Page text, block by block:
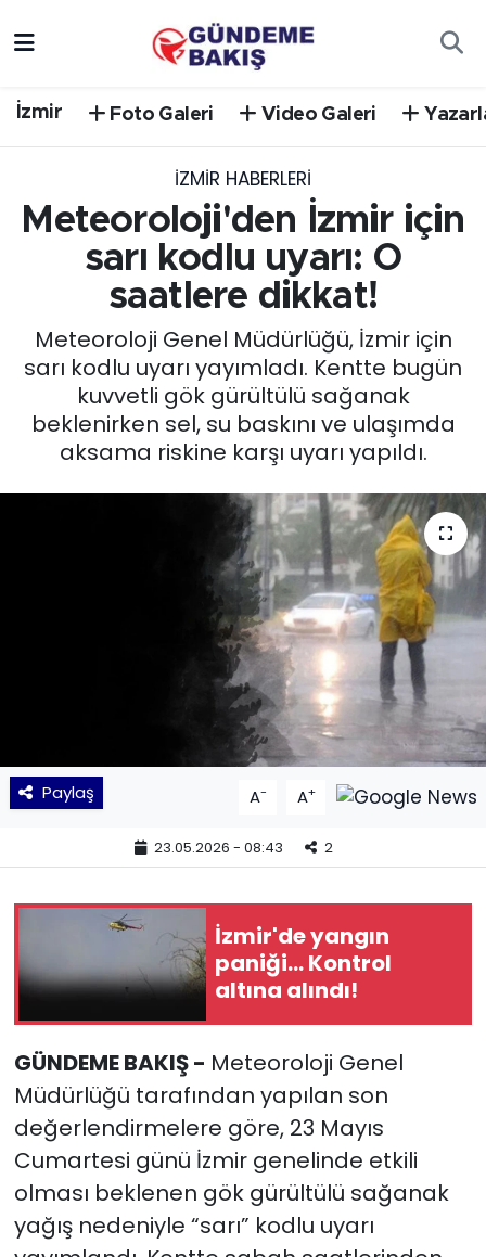
İzmir Foto Galeri Video Galeri
İZMIR HABERLERI
Meteoroloji'den İzmir için
sarı kodlu uyarı: O
saatlere dikkat!
Meteoroloji Genel Müdürlüğü, İzmir için
sarı kodlu uyarı yayımladı. Kentte bugün
kuvvetli gök gürültülü sağanak
beklenirken sel, su baskını ve ulaşımda
aksama riskine karşı uyarı yapıldı.
Paylaş A- A+
23.05.2026 - 08:43 2
İzmir'de yangın
paniği... Kontrol
altına alındı!
GÜNDEME BAKIŞ - Meteoroloji Genel
Müdürlüğü tarafından yapılan son
değerlendirmelere göre, 23 Mayıs
Cumartesi günü İzmir genelinde etkili
olması beklenen gök gürültülü sağanak
yağış nedeniyle “sarı” kodlu uyarı
EGE
EĞİTİM
EKONOMİ
English News
SPOR
TEKNOLOJİ
Yaşam
YEREL POLİTİKA
YEREL YÖNETİMLER
Yurt
Trafik Durumu
Süper Lig Puan Durumu ve Fikstür
Tüm Manşetler
Son Dakika Haberleri
Haber Arşivi